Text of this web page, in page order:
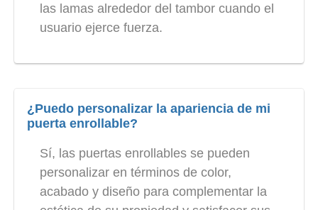
las lamas alrededor del tambor cuando el
usuario ejerce fuerza.
¿Puedo personalizar la apariencia de mi
puerta enrollable?
Sí, las puertas enrollables se pueden
personalizar en términos de color,
acabado y diseño para complementar la